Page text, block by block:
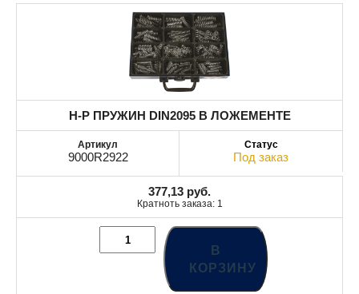
Н-Р ПРУЖИН DIN2095 В ЛОЖЕМЕНТЕ
9000R2922 Под заказ
377,13 руб.
Кратноть заказа: 1
В
КОРЗИНУ